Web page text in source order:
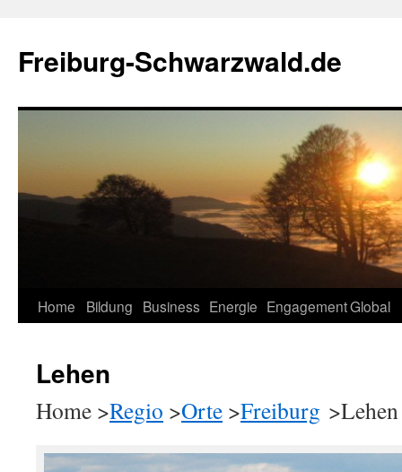
springen
Freiburg-Schwarzwald.de
Home Bildung Business Energie EngagementGlobal
Lehen
Home >Regio >Orte >Freiburg >Lehen